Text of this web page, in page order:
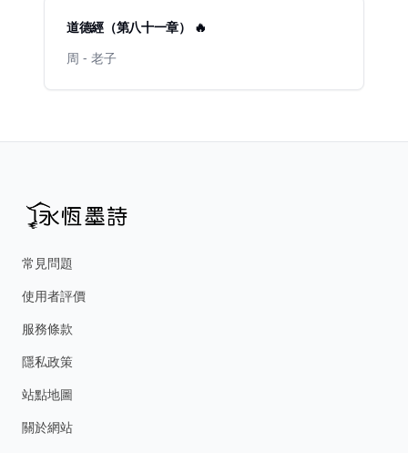
道德經（第八十一章） 🔥
周 - 老子
常見問題
使用者評價
服務條款
隱私政策
站點地圖
關於網站